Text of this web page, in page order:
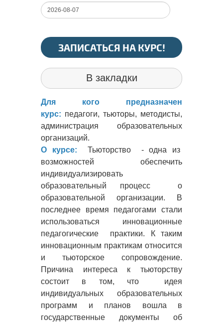
ЗАПИСАТЬСЯ НА КУРС!
В закладки
Для кого предназначен
курс: педагоги, тьюторы, методисты,
администрация образовательных
организаций.
О курсе: Тьюторство - одна из
возможностей обеспечить
индивидуализировать
образовательный процесс о
образовательной организации. В
последнее время педагогами стали
использоваться инновационные
педагогические практики. К таким
инновационным практикам относится
и тьюторское сопровождение.
Причина интереса к тьюторству
состоит в том, что идея
индивидуальных образовательных
программ и планов вошла в
государственные документы об